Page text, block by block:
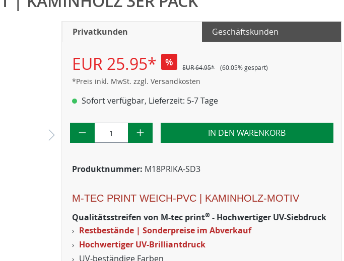
Privatkunden Geschäftskunden
EUR 25.95* % EUR 64.95* (60.05% gespart)
*Preis inkl. MwSt. zzgl. Versandkosten
Sofort verfügbar, Lieferzeit: 5-7 Tage
IN DEN WARENKORB
Produktnummer: M18PRIKA-SD3
M-TEC PRINT WEICH-PVC | KAMINHOLZ-MOTIV
Qualitätsstreifen von M-tec print® - Hochwertiger UV-Siebdruck
Restbestände | Sonderpreise im Abverkauf
Hochwertiger UV-Brilliantdruck
UV-beständige Farben